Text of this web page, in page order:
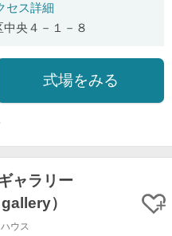
セス詳細
央４－１－８
式場をみる
ャラリー
）
ウス